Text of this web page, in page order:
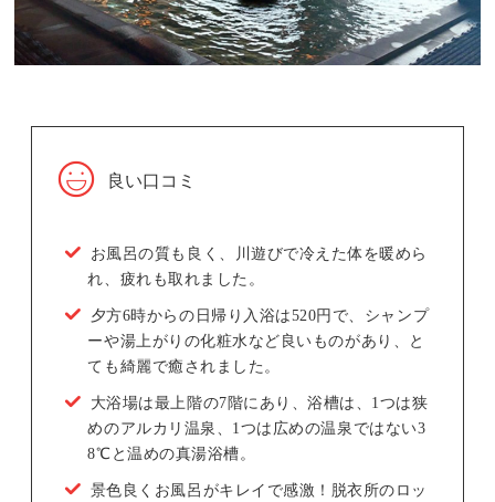
良い口コミ
お風呂の質も良く、川遊びで冷えた体を暖めら
れ、疲れも取れました。
夕方6時からの日帰り入浴は520円で、シャンプ
ーや湯上がりの化粧水など良いものがあり、と
ても綺麗で癒されました。
大浴場は最上階の7階にあり、浴槽は、1つは狭
めのアルカリ温泉、1つは広めの温泉ではない3
8℃と温めの真湯浴槽。
景色良くお風呂がキレイで感激！脱衣所のロッ